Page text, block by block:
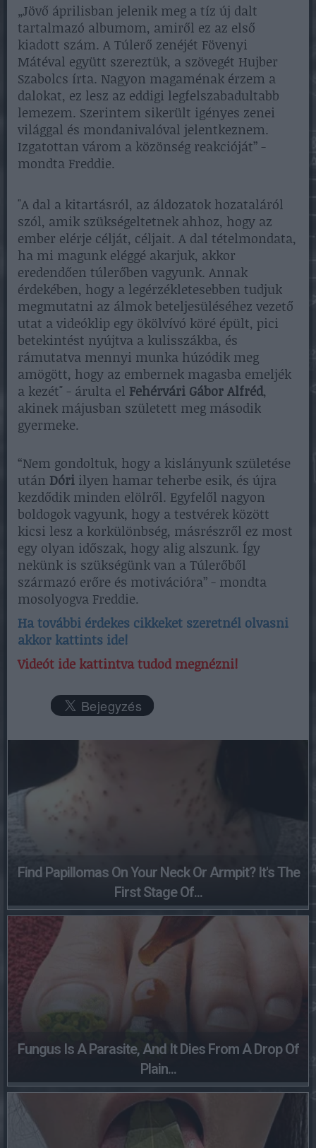
„Jövő áprilisban jelenik meg a tíz új dalt
tartalmazó albumom, amiről ez az első
kiadott szám. A Túlerő zenéjét Fövenyi
Mátéval együtt szereztük, a szövegét Hujber
Szabolcs írta. Nagyon magaménak érzem a
dalokat, ez lesz az eddigi legfelszabadultabb
lemezem. Szerintem sikerült igényes zenei
világgal és mondanivalóval jelentkeznem.
Izgatottan várom a közönség reakcióját” -
mondta Freddie.
"A dal a kitartásról, az áldozatok hozataláról
szól, amik szükségeltetnek ahhoz, hogy az
ember elérje célját, céljait. A dal tételmondata,
ha mi magunk eléggé akarjuk, akkor
eredendően túlerőben vagyunk. Annak
érdekében, hogy a legérzékletesebben tudjuk
megmutatni az álmok beteljesüléséhez vezető
utat a videóklip egy ökölvívó köré épült, pici
betekintést nyújtva a kulisszákba, és
rámutatva mennyi munka húzódik meg
amögött, hogy az embernek magasba emeljék
a kezét" - árulta el Fehérvári Gábor Alfréd,
akinek májusban született meg második
gyermeke.
“Nem gondoltuk, hogy a kislányunk születése
után Dóri ilyen hamar teherbe esik, és újra
kezdődik minden elölről. Egyfelől nagyon
boldogok vagyunk, hogy a testvérek között
kicsi lesz a korkülönbség, másrészről ez most
egy olyan időszak, hogy alig alszunk. Így
nekünk is szükségünk van a Túlerőből
származó erőre és motivációra” - mondta
mosolyogva Freddie.
Ha további érdekes cikkeket szeretnél olvasni
akkor kattints ide!
Videót ide kattintva tudod megnézni!
Find Papillomas On Your Neck Or Armpit? It's The
First Stage Of...
Fungus Is A Parasite, And It Dies From A Drop Of
Plain...